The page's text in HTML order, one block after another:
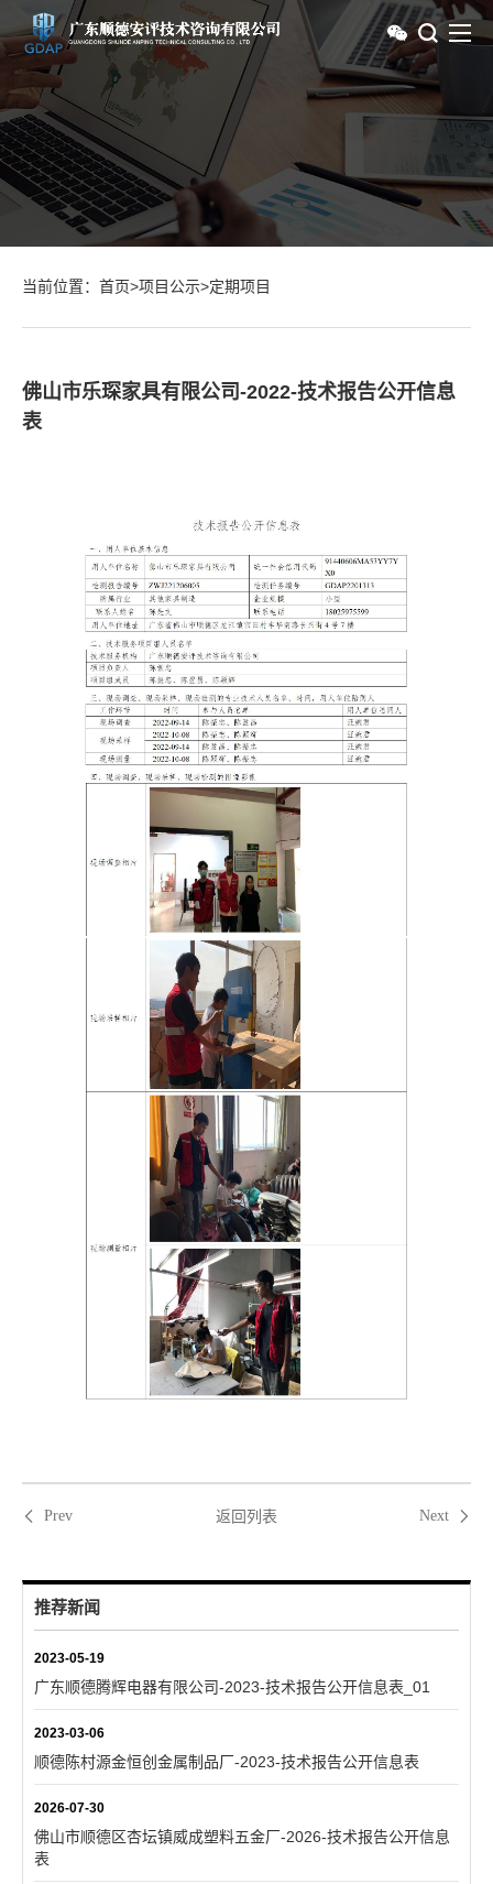
当前位置： 首页>项目公示>定期项目
佛山市乐琛家具有限公司-2022-技术报告公开信息
表
Prev 返回列表 Next
推荐新闻
2023-05-19
广东顺德腾辉电器有限公司-2023-技术报告公开信息表_01
2023-03-06
顺德陈村源金恒创金属制品厂-2023-技术报告公开信息表
2026-07-30
佛山市顺德区杏坛镇威成塑料五金厂-2026-技术报告公开信息
表